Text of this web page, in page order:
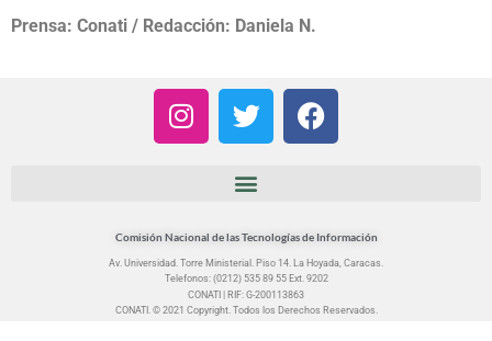
Prensa: Conati / Redacción: Daniela N.
I
n
g
r
a
m
T
w
t
e
r
F
a
o
o
k
Comisión Nacional de las Tecnologías de Información
Av. Universidad. Torre Ministerial. Piso 14. La Hoyada, Caracas.
Telefonos: (0212) 535 89 55 Ext. 9202
CONATI | RIF: G-200113863
CONATI. © 2021 Copyright. Todos los Derechos Reservados.